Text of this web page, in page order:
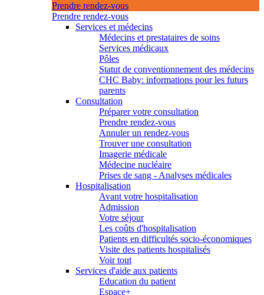
Prendre rendez-vous
Prendre rendez-vous
Services et médecins
Médecins et prestataires de soins
Services médicaux
Pôles
Statut de conventionnement des médecins
CHC Baby: informations pour les futurs
parents
Consultation
Préparer votre consultation
Prendre rendez-vous
Annuler un rendez-vous
Trouver une consultation
Imagerie médicale
Médecine nucléaire
Prises de sang - Analyses médicales
Hospitalisation
Avant votre hospitalisation
Admission
Votre séjour
Les coûts d'hospitalisation
Patients en difficultés socio-économiques
Visite des patients hospitalisés
Voir tout
Services d'aide aux patients
Education du patient
Espace+